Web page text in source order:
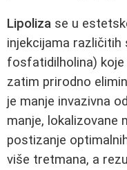
Lipoliza se u
injekcijama različitih
fosfatidilholina) koje
zatim prirodno
je manje invazivna
manje, lokalizovane
postizanje
više tretmana, a